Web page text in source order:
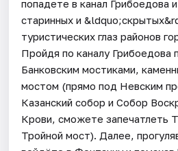
попадете в канал Грибоедова
старинных и
туристических глаз районов
Пройдя по каналу Грибоедова
Банковским мостиками,
мостом (прямо под Невским
Казанский собор и Собор
Крови, сможете запечатлеть
Тройной мост). Далее,